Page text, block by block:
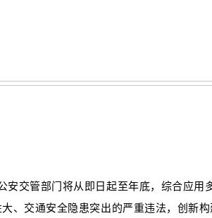
交管部门将从即日起至年底，综合应用
、交通安全隐患突出的严重违法，创新